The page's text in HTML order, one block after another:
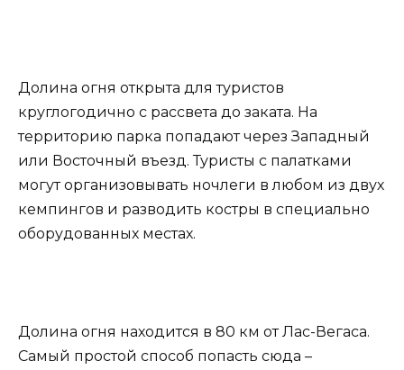
Долина огня открыта для туристов
круглогодично с рассвета до заката. На
территорию парка попадают через Западный
или Восточный въезд. Туристы с палатками
могут организовывать ночлеги в любом из двух
кемпингов и разводить костры в специально
оборудованных местах.
Долина огня находится в 80 км от Лас-Вегаса.
Самый простой способ попасть сюда –